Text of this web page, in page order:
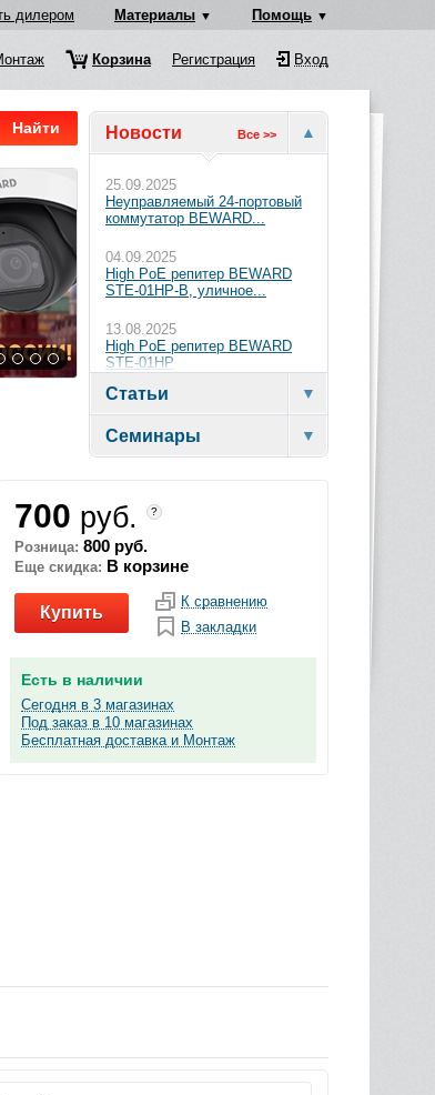
дилером Материалы Помощь
Корзина Регистрация Вход
Новости Все >>
25.09.2025
Неуправляемый 24-портовый
коммутатор BEWARD...
04.09.2025
High PoE репитер BEWARD
STE-01HP-B, уличное...
13.08.2025
High PoE репитер BEWARD
STE-01HP
Статьи
Семинары
Найти
700 руб. ?
Розница: 800 руб.
Еще скидка: В корзине
Купить
К сравнению
В закладки
Есть в наличии
Сегодня в 3 магазинах
Под заказ в 10 магазинах
Бесплатная доставка и Монтаж